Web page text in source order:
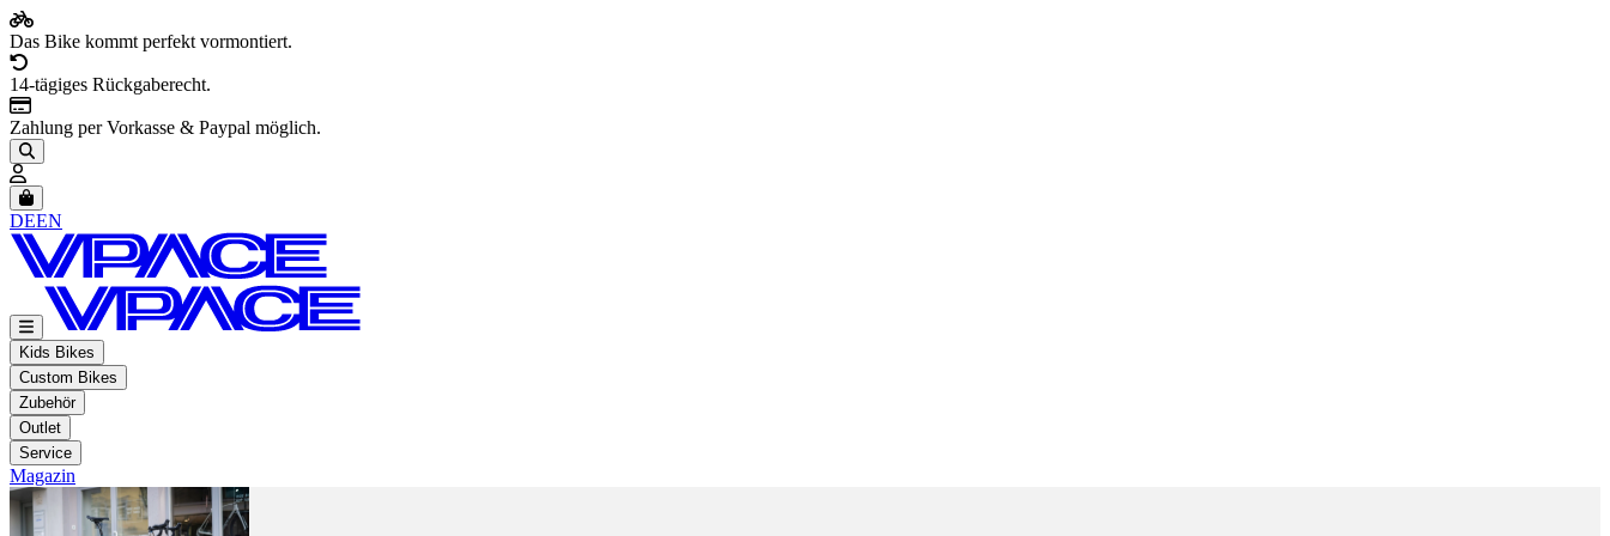
Das Bike kommt perfekt vormontiert.
14-tägiges Rückgaberecht.
Zahlung per Vorkasse & Paypal möglich.
Artikel im Warenkorb, Warenkorb anzeigen
DEEN
Kids Bikes
Custom Bikes
Zubehör
Outlet
Service
Magazin